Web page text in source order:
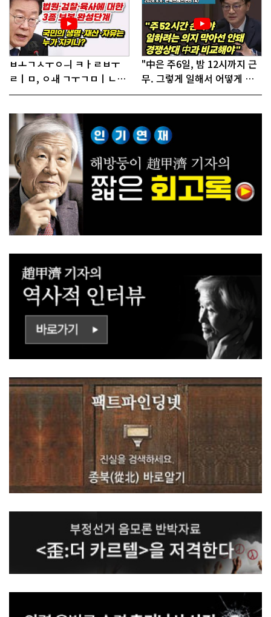
ㅂㅗㄱㅅㅜㅇㅢ ㅋㅏㄹㅂㅜ
ㄹㅣㅁ, ㅇㅙ ㄱㅜㄱㅁㅣㄴㄷ
ㅡㄹㅇㅣ ㄷㅏㅇㅎㅐㅇㅑ ㅎ
"中은 주6일, 밤 12시까지 근
무. 그렇게 일해서 어떻게 경
쟁하냐 반문하더라"